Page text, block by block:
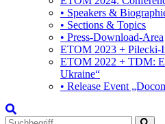
• Speakers &
• Sections & Topics
• Press-Download-Area
ETOM 2023 + Pilecki-
ETOM 2022 + TDM:
Ukraine“
• Release Event
Search